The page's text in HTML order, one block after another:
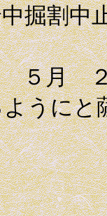
掘割中
府
うにと